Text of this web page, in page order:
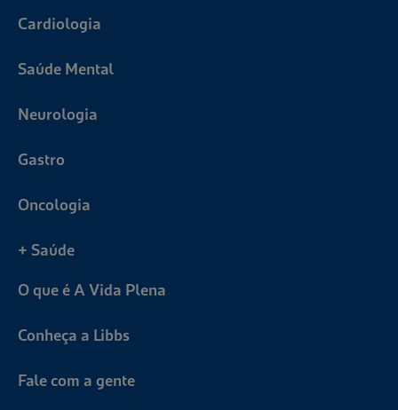
Cardiologia
Saúde Mental
Neurologia
Gastro
Oncologia
+ Saúde
O que é A Vida Plena
Conheça a Libbs
Fale com a gente